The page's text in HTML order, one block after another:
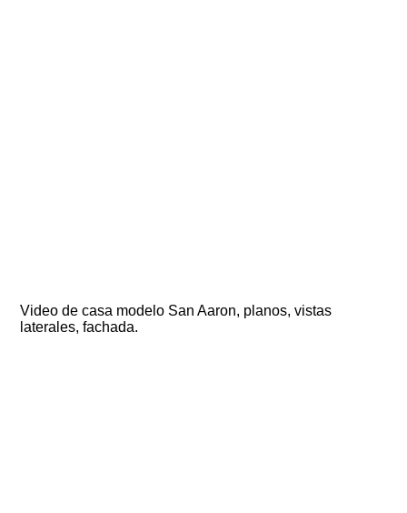
Video de casa modelo San Aaron, planos, vistas
laterales, fachada.